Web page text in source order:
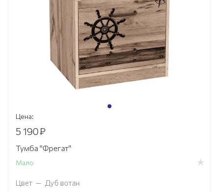
Цена:
5 190₽
Тумба "Фрегат"
Мало
Цвет — Дуб вотан